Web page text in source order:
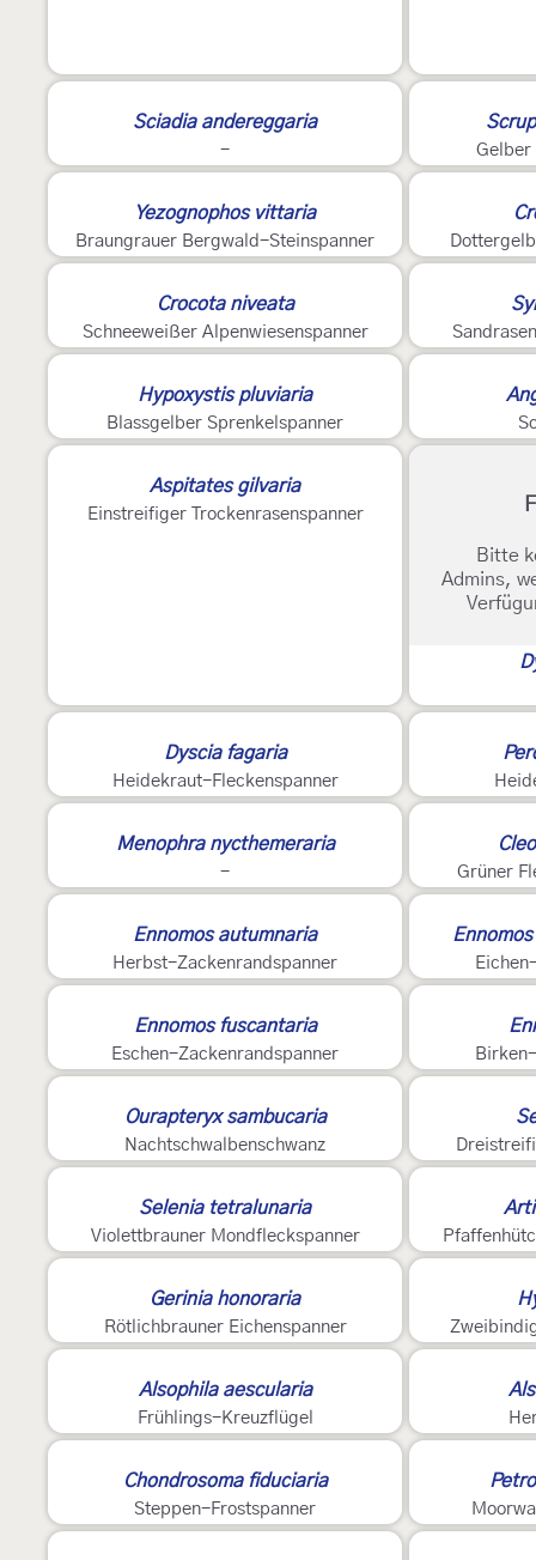
Sciadia andereggaria
- Gelber
Yezognophos vittaria
Braungrauer Bergwald-Steinspanner
Crocota niveata
Schneeweißer Alpenwiesenspanner
Hypoxystis pluviaria
Blassgelber Sprenkelspanner
Aspitates gilvaria
Einstreifiger Trockenrasenspanner
Bitte
Admins,
Dyscia fagaria
Heidekraut-Fleckenspanner
Menophra nycthemeraria
- Grüner
Ennomos autumnaria
Herbst-Zackenrandspanner
Ennomos fuscantaria
Eschen-Zackenrandspanner
Ourapteryx sambucaria
Nachtschwalbenschwanz
Selenia tetralunaria
Violettbrauner Mondfleckspanner
Gerinia honoraria
Rötlichbrauner Eichenspanner
Alsophila aescularia
Frühlings-Kreuzflügel
Chondrosoma fiduciaria
Steppen-Frostspanner